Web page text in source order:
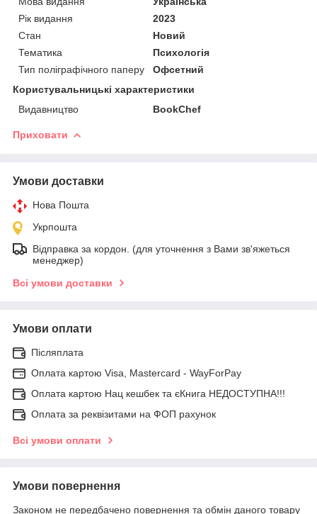
Рік видання
2023
Стан
Новий
Тематика
Психологія
Тип поліграфічного паперу
Офсетний
Користувальницькі характеристики
Видавництво
BookChef
Приховати
Умови доставки
Нова Пошта
Укрпошта
Відправка за кордон. (для уточнення з Вами зв'яжеться
менеджер)
Всі умови доставки
Умови оплати
Післяплата
Оплата картою Visa, Mastercard - WayForPay
Оплата картою Нац кешбек та єКнига НЕДОСТУПНА!!!
Оплата за реквізитами на ФОП рахунок
Всі умови оплати
Умови повернення
Законом не передбачено повернення та обмін даного товару